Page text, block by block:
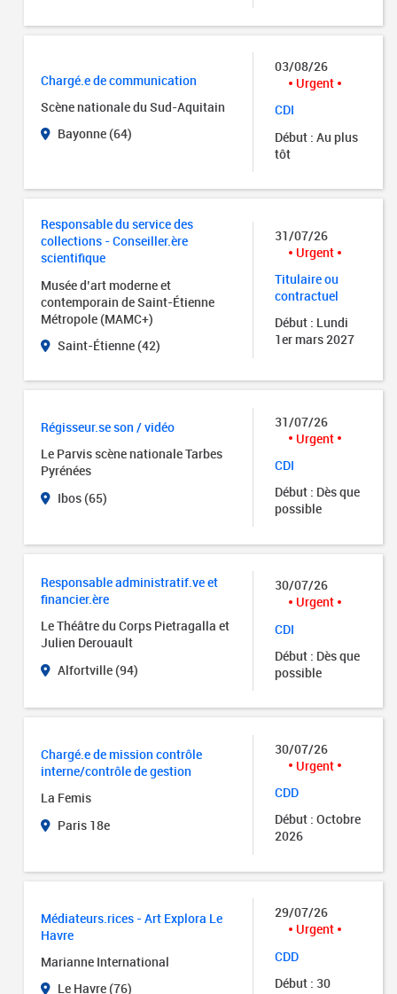
Chargé.e de communication
Scène nationale du Sud-Aquitain
Bayonne (64)
03/08/26
Urgent
CDI
Début : Au plus
tôt
Responsable du service des
collections - Conseiller.ère
scientifique
Musée d’art moderne et
contemporain de Saint-Étienne
Métropole (MAMC+)
Saint-Étienne (42)
31/07/26
Urgent
Titulaire ou
contractuel
Début : Lundi
1er mars 2027
Régisseur.se son / vidéo
Le Parvis scène nationale Tarbes
Pyrénées
Ibos (65)
31/07/26
Urgent
CDI
Début : Dès que
possible
Responsable administratif.ve et
financier.ère
Le Théâtre du Corps Pietragalla et
Julien Derouault
Alfortville (94)
30/07/26
Urgent
CDI
Début : Dès que
possible
Chargé.e de mission contrôle
interne/contrôle de gestion
La Femis
Paris 18e
30/07/26
Urgent
CDD
Début : Octobre
2026
Médiateurs.rices - Art Explora Le
Havre
Marianne International
Le Havre (76)
29/07/26
Urgent
CDD
Début : 30